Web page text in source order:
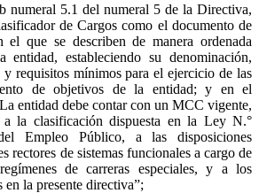
numeral 5.1 del numeral 5 de la Directiva,
de Cargos como el documento de
el que se describen de manera ordenada
estableciendo su denominación,
requisitos mínimos para el ejercicio de las
de objetivos de la entidad; y en el
entidad debe contar con un MCC vigente,
a la clasificación dispuesta en la Ley N.°
Empleo Público, a las disposiciones
rectores de sistemas funcionales a cargo de
de carreras especiales, y a los
la presente directiva”;